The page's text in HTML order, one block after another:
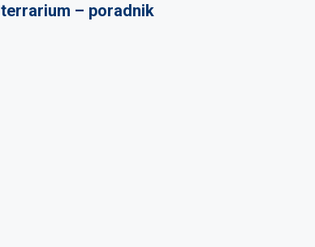
terrarium – poradnik